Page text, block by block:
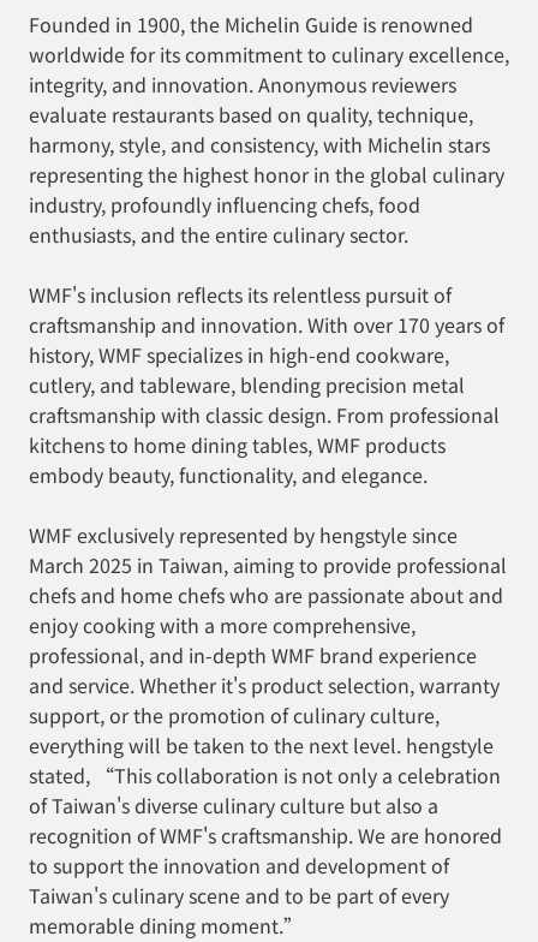
Founded in 1900, the Michelin Guide is renowned
worldwide for its commitment to culinary excellence,
integrity, and innovation. Anonymous reviewers
evaluate restaurants based on quality, technique,
harmony, style, and consistency, with Michelin stars
representing the highest honor in the global culinary
industry, profoundly influencing chefs, food
enthusiasts, and the entire culinary sector.
WMF's inclusion reflects its relentless pursuit of
craftsmanship and innovation. With over 170 years of
history, WMF specializes in high-end cookware,
cutlery, and tableware, blending precision metal
craftsmanship with classic design. From professional
kitchens to home dining tables, WMF products
embody beauty, functionality, and elegance.
WMF exclusively represented by hengstyle since
March 2025 in Taiwan, aiming to provide professional
chefs and home chefs who are passionate about and
enjoy cooking with a more comprehensive,
professional, and in-depth WMF brand experience
and service. Whether it's product selection, warranty
support, or the promotion of culinary culture,
everything will be taken to the next level. hengstyle
stated, “This collaboration is not only a celebration
of Taiwan's diverse culinary culture but also a
recognition of WMF's craftsmanship. We are honored
to support the innovation and development of
Taiwan's culinary scene and to be part of every
memorable dining moment.”